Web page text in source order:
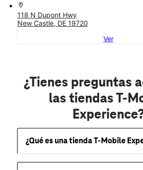
location_on
118 N Dupont Hwy
New Castle, DE 19720
Ver
¿Tienes preguntas
las tiendas T-
¿Qué es una tienda T-Mobile